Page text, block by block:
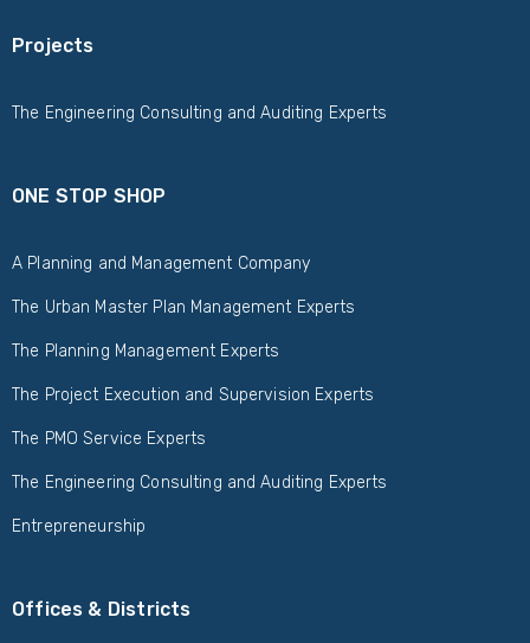
Projects
The Engineering Consulting and Auditing Experts
ONE STOP SHOP
A Planning and Management Company
The Urban Master Plan Management Experts
The Planning Management Experts
The Project Execution and Supervision Experts
The PMO Service Experts
The Engineering Consulting and Auditing Experts
Entrepreneurship
Offices & Districts